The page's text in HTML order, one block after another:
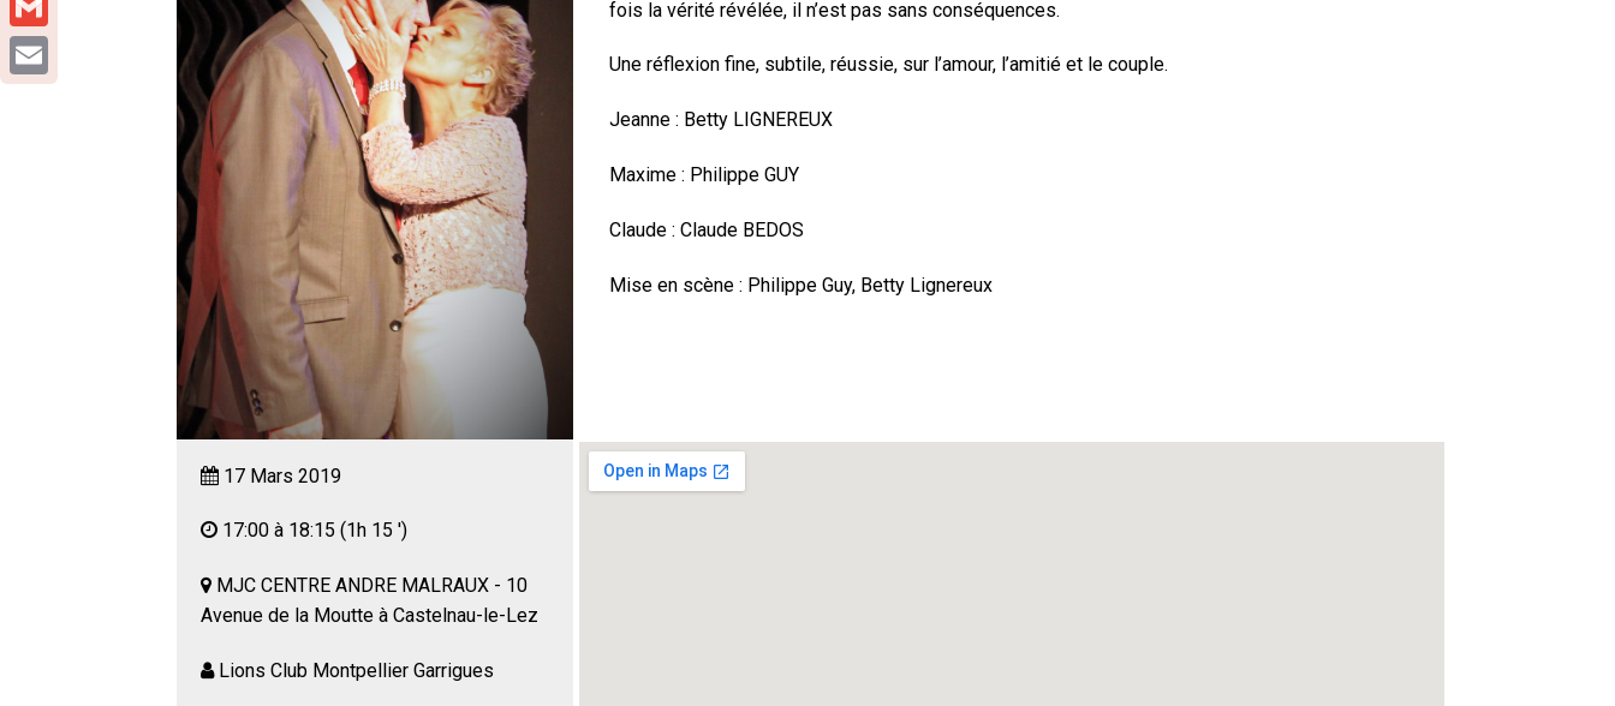
17 Mars 2019
17:00 à 18:15 (1h 15 ')
MJC CENTRE ANDRE MALRAUX - 10
Avenue de la Moutte à Castelnau-le-Lez
Lions Club Montpellier Garrigues
fois la vérité révélée, il n’est pas sans conséquences.
Une réflexion fine, subtile, réussie, sur l’amour, l’amitié et le couple.
Jeanne : Betty LIGNEREUX
Maxime : Philippe GUY
Claude : Claude BEDOS
Mise en scène : Philippe Guy, Betty Lignereux
Gmail